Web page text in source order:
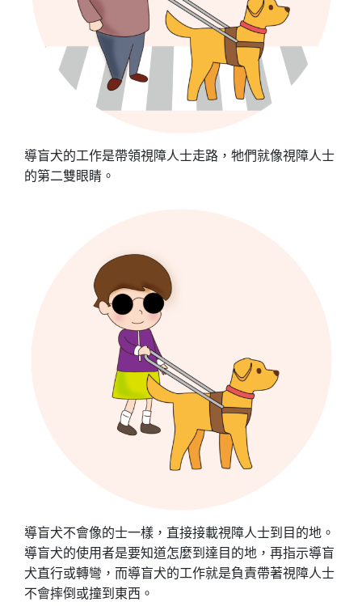
導盲犬的工作是帶領視障人士走路，牠們就像視障人士
的第二雙眼睛。
導盲犬不會像的士一樣，直接接載視障人士到目的地。
導盲犬的使用者是要知道怎麼到達目的地，再指示導盲
犬直行或轉彎，而導盲犬的工作就是負責帶著視障人士
不會摔倒或撞到東西。